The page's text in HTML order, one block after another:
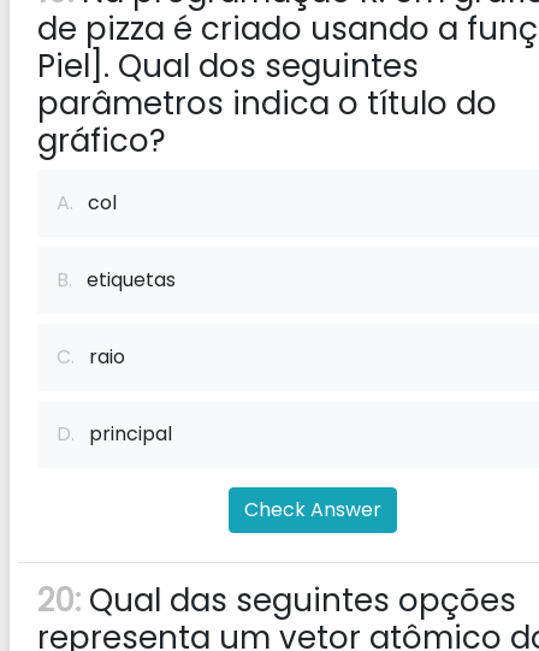
de pizza é criado usando a
Piel]. Qual dos seguintes
parâmetros indica o título do
gráfico?
A. col
B. etiquetas
C. raio
D. principal
Check Answer
20: Qual das seguintes opções
representa um vetor atômico